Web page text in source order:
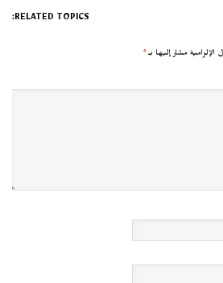
RELATED TOPICS:
الإلزامية مشار إليها بـ*